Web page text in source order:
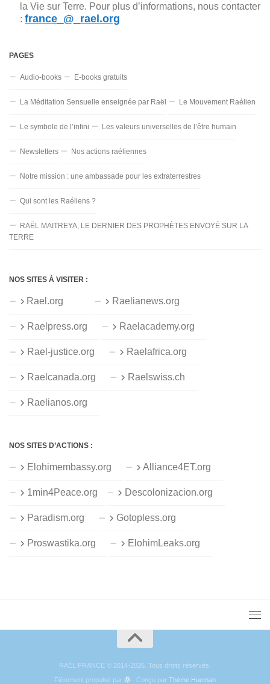
la Vie sur Terre. Pour plus d’informations, nous contacter
: france_@_rael.org
PAGES
Audio-books E-books gratuits
La Méditation Sensuelle enseignée par Raël Le Mouvement Raélien
Le symbole de l’infini Les valeurs universelles de l’être humain
Newsletters Nos actions raéliennes
Notre mission : une ambassade pour les extraterrestres
Qui sont les Raéliens ?
RAËL MAITREYA, LE DERNIER DES PROPHÈTES ENVOYÉ SUR LA
TERRE
NOS SITES À VISITER :
Rael.org Raelianews.org
Raelpress.org Raelacademy.org
Rael-justice.org Raelafrica.org
Raelcanada.org Raelswiss.ch
Raelianos.org
NOS SITES D’ACTIONS :
Elohimembassy.org Alliance4ET.org
1min4Peace.org Descolonizacion.org
Paradism.org Gotopless.org
Proswastika.org ElohimLeaks.org
RAËL FRANCE © 2014-2026. Tous droits réservés.
Fièrement propulsé par
- Conçu parThème Hueman